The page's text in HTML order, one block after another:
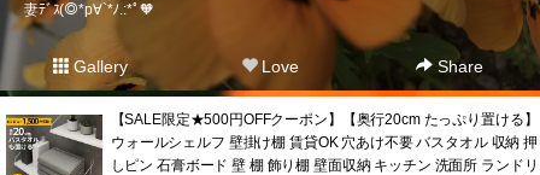
妻ﾃﾞｽ(◎*p∀`*ﾉ.:*ﾟ🧡
Gallery Love Share
【SALE限定★500円OFFクーポン】【奥行20cm たっぷり置ける】
ウォールシェルフ 壁掛け棚 賃貸OK 穴あけ不要 バスタオル 収納 押
しピン 石膏ボード 壁 棚 飾り棚 壁面収納 キッチン 洗面所 ランドリ